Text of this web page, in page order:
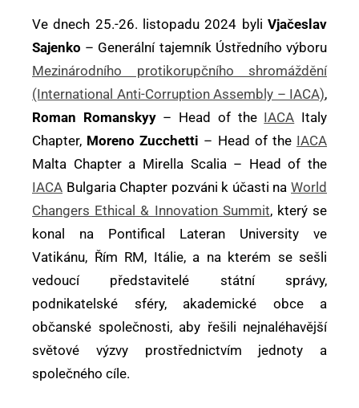
Ve dnech 25.-26. listopadu 2024 byli Vjačeslav
Sajenko – Generální tajemník Ústředního výboru
Mezinárodního protikorupčního shromáždění
(International Anti-Corruption Assembly – IACA),
Roman Romanskyy– Head of the IACA Italy
Chapter, Moreno Zucchetti – Head of the IACA
Malta Chapter a Mirella Scalia – Head of the
IACA Bulgaria Chapter pozváni k účasti na World
Changers Ethical & Innovation Summit, který se
konal na Pontifical Lateran University ve
Vatikánu, Řím RM, Itálie, a na kterém se sešli
vedoucí představitelé státní správy,
podnikatelské sféry, akademické obce a
občanské společnosti, aby řešili nejnaléhavější
světové výzvy prostřednictvím jednoty a
společného cíle.